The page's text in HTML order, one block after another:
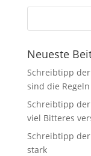
Neueste
Schreibtipp
sind die
Schreibtipp
viel Bitteres
Schreibtipp
stark